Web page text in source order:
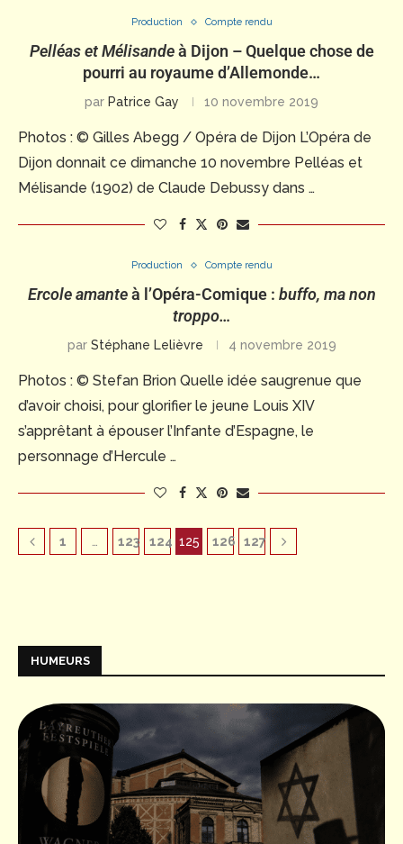
Production Compte rendu
Pelléas et Mélisandeà Dijon – Quelque chose de
pourri au royaume d’Allemonde…
par Patrice Gay 10 novembre 2019
Photos : © Gilles Abegg / Opéra de Dijon L’Opéra de
Dijon donnait ce dimanche 10 novembre Pelléas et
Mélisande (1902) de Claude Debussy dans …
Production Compte rendu
Ercole amanteà l’Opéra-Comique : buffo, ma non
troppo…
par Stéphane Lelièvre 4 novembre 2019
Photos : © Stefan Brion Quelle idée saugrenue que
d’avoir choisi, pour glorifier le jeune Louis XIV
s’apprêtant à épouser l’Infante d’Espagne, le
personnage d’Hercule …
1 … 123 124 125 126 127
HUMEURS